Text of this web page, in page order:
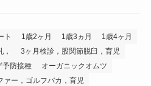
ト 1歳2ヶ月 1歳3ヵ月
1歳4ヶ月
3ヶ月検診，股関節脱臼，育児
予防接種
オーガニックオムツ
ァー，ゴルフバカ，育児